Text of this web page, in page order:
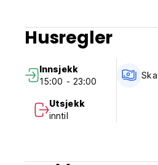
Vanlige fasiliteter inkluderer
kjøleskap, servise, bestikk,
Vi har en BAR / KAFFE SHOP
COVID-19 TILTAK
** [[ På grunn av den
Husregler
Innsjekk
15:00 - 23:00
Utsjekk
inntil